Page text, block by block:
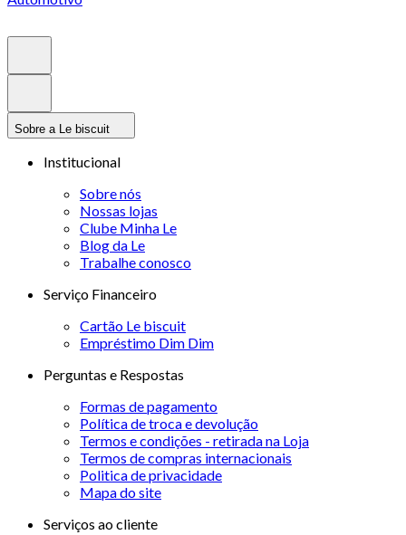
Sobre a Le biscuit
Institucional
Sobre nós
Nossas lojas
Clube Minha Le
Blog da Le
Trabalhe conosco
Serviço Financeiro
Cartão Le biscuit
Empréstimo Dim Dim
Perguntas e Respostas
Formas de pagamento
Política de troca e devolução
Termos e condições - retirada na Loja
Termos de compras internacionais
Politica de privacidade
Mapa do site
Serviços ao cliente